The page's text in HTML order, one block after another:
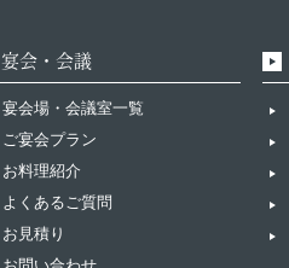
宴会・会議
宴会場・会議室一覧
ご宴会プラン
お料理紹介
よくあるご質問
お見積り